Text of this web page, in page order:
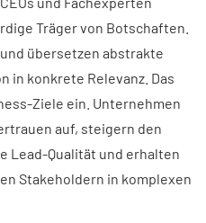
Träger von Botschaften.
übersetzen abstrakte
in konkrete Relevanz. Das
Ziele ein. Unternehmen
auf, steigern den
Lead-Qualität und erhalten
Stakeholdern in komplexen